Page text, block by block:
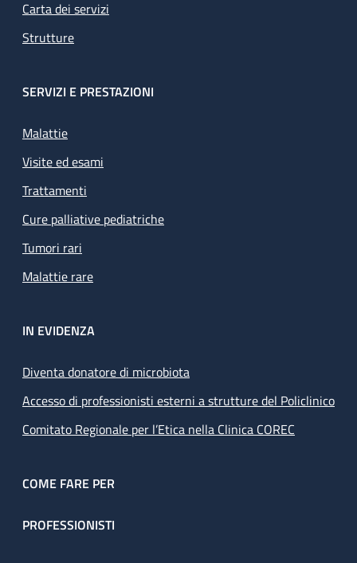
Carta dei servizi
Strutture
SERVIZI E PRESTAZIONI
Malattie
Visite ed esami
Trattamenti
Cure palliative pediatriche
Tumori rari
Malattie rare
IN EVIDENZA
Diventa donatore di microbiota
Accesso di professionisti esterni a strutture del Policlinico
Comitato Regionale per l’Etica nella Clinica COREC
COME FARE PER
PROFESSIONISTI